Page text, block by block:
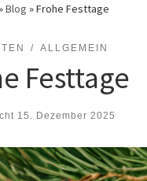
Blog »Frohe Festtage
ALLGEMEIN
Festtage
15. Dezember 2025